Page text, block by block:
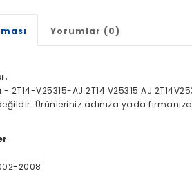
Yorumlar (0)
2T14-V25315-AJ 2T14 V25315 AJ
Ürünleriniz adınıza yada
2008